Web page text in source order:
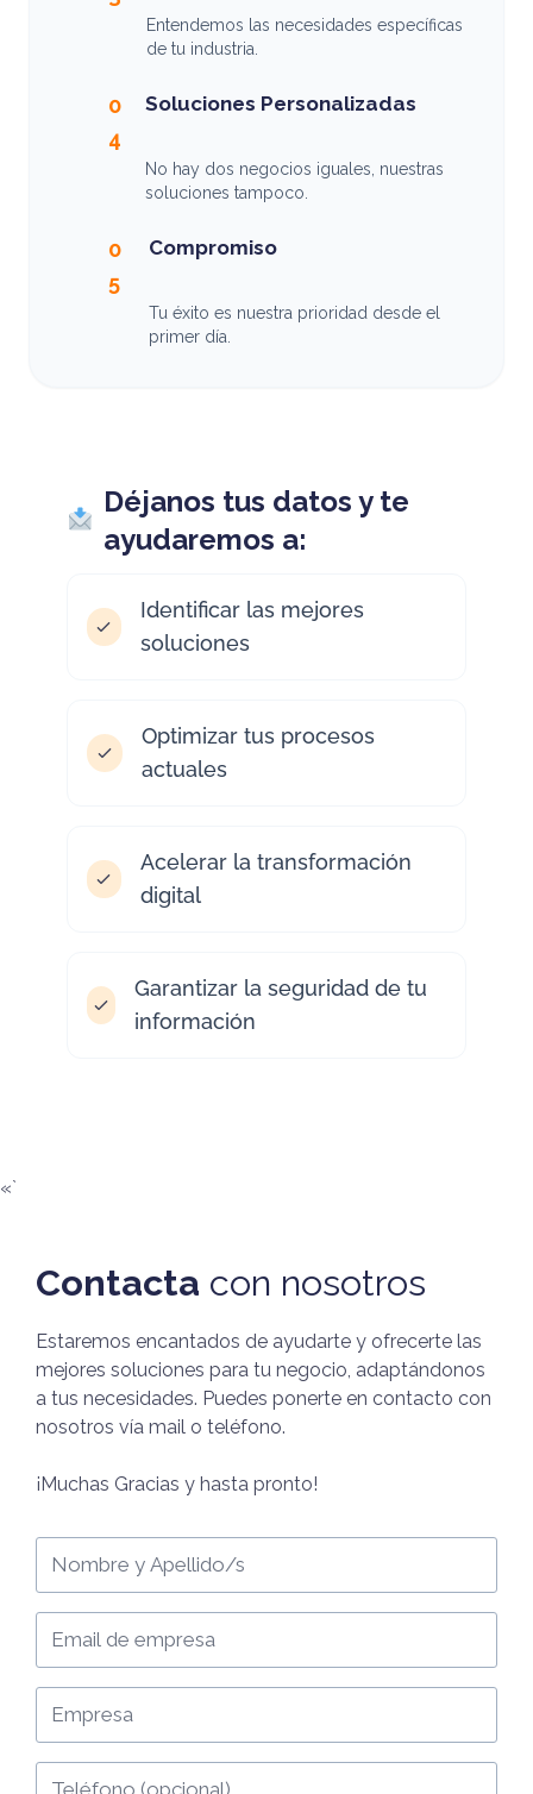
Entendemos las necesidades específicas
de tu industria.
0
4
Soluciones Personalizadas
No hay dos negocios iguales, nuestras
soluciones tampoco.
0
5
Compromiso
Tu éxito es nuestra prioridad desde el
primer día.
Déjanos tus datos y te
ayudaremos a:
Identificar las mejores
soluciones
Optimizar tus procesos
actuales
Acelerar la transformación
digital
Garantizar la seguridad de tu
información
«`
Contacta con nosotros
Estaremos encantados de ayudarte y ofrecerte las
mejores soluciones para tu negocio, adaptándonos
a tus necesidades. Puedes ponerte en contacto con
nosotros vía mail o teléfono.
¡Muchas Gracias y hasta pronto!